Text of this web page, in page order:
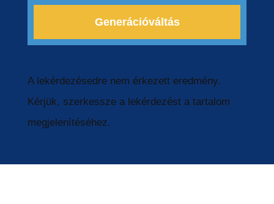
Generá­ció­vál­tás
A lekérde­zé­sed­re nem érkezett eredmé­ny.
Kérjük, szerkess­ze a lekérde­zést a tarta­lom
megjelenítéséhez.